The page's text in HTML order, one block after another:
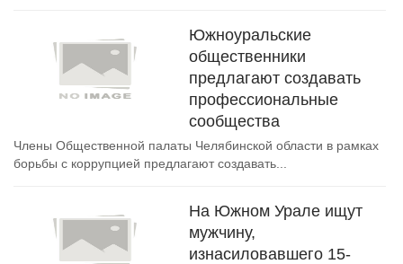
Южноуральские
общественники
предлагают создавать
профессиональные
сообщества
Члены Общественной палаты Челябинской области в рамках
борьбы с коррупцией предлагают создавать...
На Южном Урале ищут
мужчину,
изнасиловавшего 15-